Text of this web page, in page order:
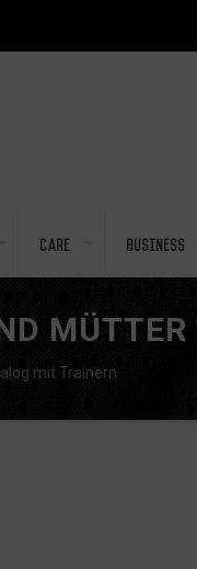
Care Business
mit Trainern